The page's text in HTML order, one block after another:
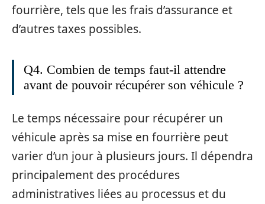
fourrière, tels que les frais d’assurance et
d’autres taxes possibles.
Q4. Combien de temps faut-il attendre
avant de pouvoir récupérer son véhicule ?
Le temps nécessaire pour récupérer un
véhicule après sa mise en fourrière peut
varier d’un jour à plusieurs jours. Il dépendra
principalement des procédures
administratives liées au processus et du